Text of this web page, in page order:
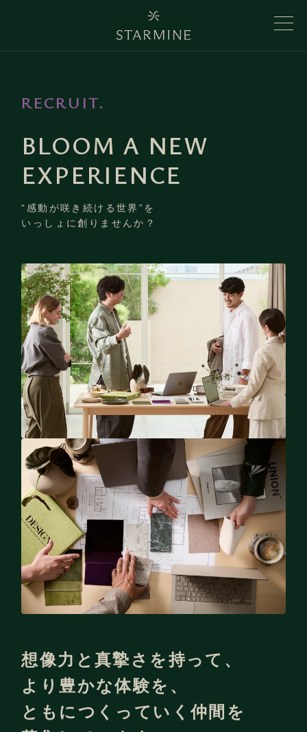
RECRUIT.
BLOOM A NEW
EXPERIENCE
“感動が咲き続ける世界”を
いっしょに創りませんか？
想像力と真摯さを持って、
より豊かな体験を、
ともにつくっていく仲間を